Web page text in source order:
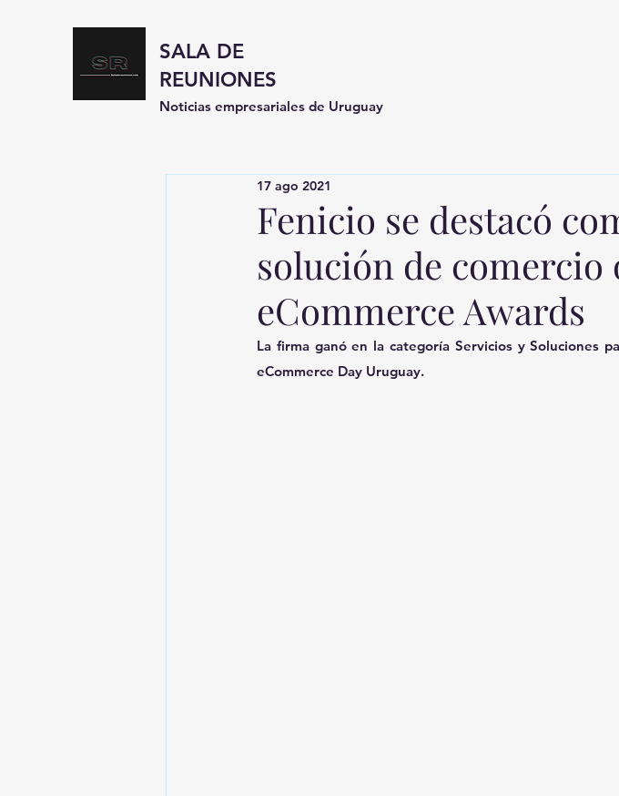
SALA DE
REUNIONES
Noticias empresariales de Uruguay
Fenicio se destacó
solución de comercio
eCommerce Awards
17 ago 2021
La firma ganó en la categoría Servicios y Soluciones
eCommerce Day Uruguay.